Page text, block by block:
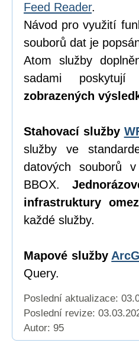
Feed Reader.
Návod pro využití
souborů dat je
Atom služby
sadami
zobrazených
Stahovací služby
služby ve
datových souborů
BBOX.
infrastruktury
každé služby.
Mapové služby
Query.
Poslední aktualizace:
Poslední revize:
Autor: 95